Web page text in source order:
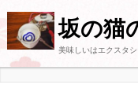
坂の猫
美味しいはエクスタ